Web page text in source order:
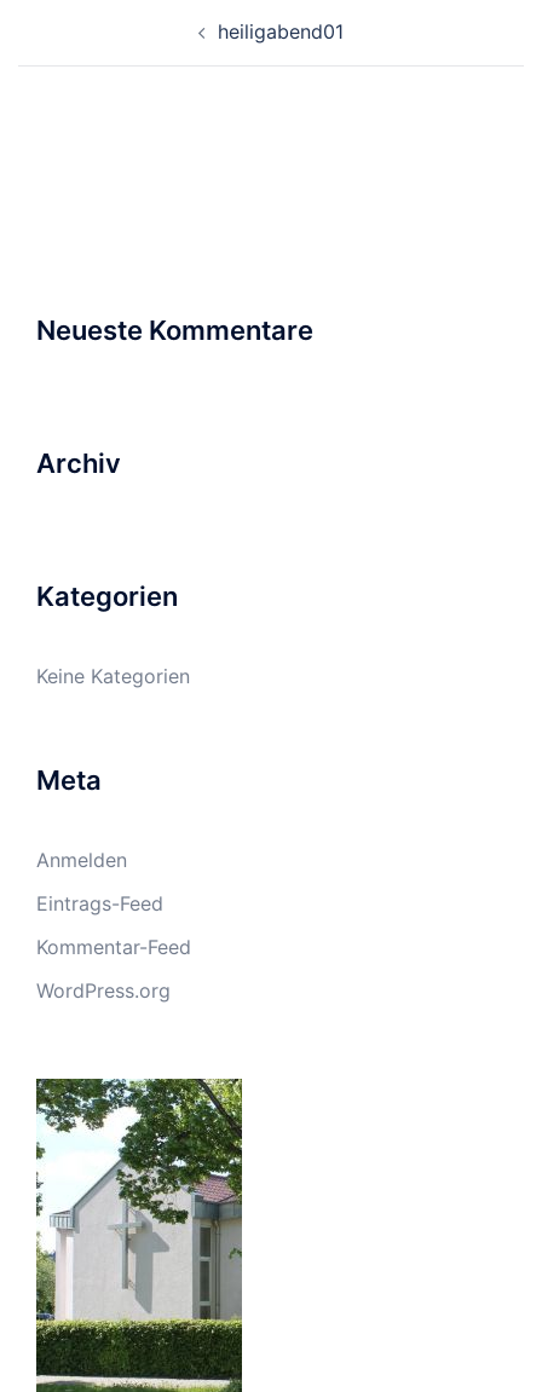
heiligabend01
Neueste Kommentare
Archiv
Kategorien
Keine Kategorien
Meta
Anmelden
Eintrags-Feed
Kommentar-Feed
WordPress.org